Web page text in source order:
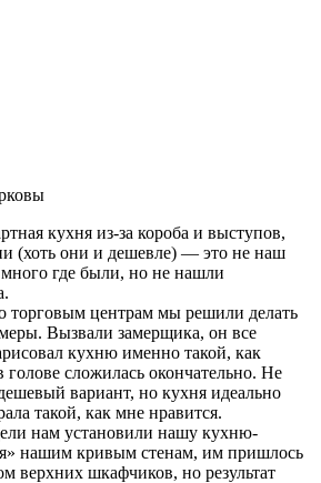
кухня из-за короба и выступов,
(хоть они и дешевле) — это не наш
где были, но не нашли
торговым центрам мы решили делать
Вызвали замерщика, он все
кухню именно такой, как
голове сложилась окончательно. Не
вариант, но кухня идеально
такой, как мне нравится.
нам установили нашу кухню-
нашим кривым стенам, им пришлось
верхних шкафчиков, но результат